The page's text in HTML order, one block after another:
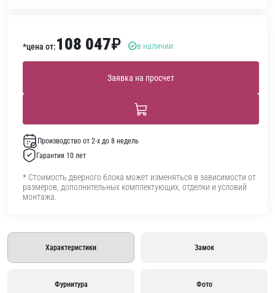
*цена от:108 047₽ в наличии
Заявка на просчет
Производство от 2-х до 8 недель
Гарантия 10 лет
* Стоимость дверного блока может изменяться в зависимости от
размеров, дополнительных комплектующих, отделки и условий
монтажа.
Характеристики Замок
Фурнитура Фото